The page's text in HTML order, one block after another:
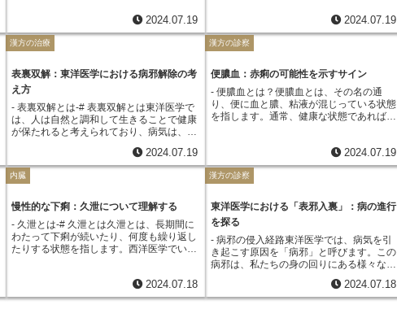
おける診断の基礎となる重要な概念です。
いというわけではありません。東洋医学で
は、患者さんの体質や症状に合わせて、陽
気を補う生薬と陰液を補う生薬を組み合わ
習慣の改善などを指導することで、陽気と
陰液のバランスを整え、健康な状態へと導
いていきます。
用させるためです。開竅剤は非常に強力な
効果を持つ反面、その使用には専門的な知
識と経験が求められます。自己判断で使用
の指示に従ってください。
とが多いです。「陽証」は、「熱証」「表
証」「実証」など、様々な状態を包括する
概念です。それぞれの状態に応じて、身体
のバランスを整えるための適切な養生法や
除くために体を冷やす食材を摂ったり、発
汗を促して邪気を発散させるような漢方薬
を用いたりします。東洋医学では、自身の
体質や状態を「陰陽」の視点で捉えること
が健康管理の第一歩と考えられています。
い、「陽証」のサインを見逃さないように
が混じるということは、食道から肛門まで
の消化管のどこかに異常が発生し、出血し
ているサインです。そのため、便血は決し
血の原因は様々で、比較的軽度のものから
深刻なものまで多岐に渡ります。 例え
ば、肛門付近の粘膜が傷つくことで発生す
る「痔核（いわゆる「いぼ痔）」や、肛門
の粘膜に亀裂が生じる「裂肛」などは、比
較的軽度で多くみられる原因として挙げら
る「潰瘍性大腸炎」や「クローン病」とい
った炎症性腸疾患、大腸にできるポリープ
やがんなどの腫瘍なども、便血を引き起こ
です。 便血に気づいたら、まずは医療機
門医による適切な検査を受けるようにしま
しょう。
2024.07.19
漢方医学では、人間の体質や症状は一人ひ
とり異なり、同じ病気であっても、その根
底にある原因は異なるという考え方があり
の人の体質や症状に合わせて、最適なもの
を選択する必要があります。冷服が適して
いると考えられるのは、例えば、のぼせや
炎症など、体に熱がこもっている状態で
す。このような場合、温かい漢方薬を飲む
方、冷ました漢方薬を飲むことで、体の熱
を冷まし、症状を和らげることができま
す。また、冷服は、胃腸が弱っている人に
物は胃腸に負担がかかりやすいですが、冷
たい飲み物は胃腸に優しく、吸収も穏やか
です。ただし、冷服が全ての人に良いわけ
ではありません。冷え性の人や、体が弱っ
ている人は、冷服によって体が冷えすぎて
しまい、逆効果になる可能性もあります。
漢方薬を冷服するかどうかは、自己判断せ
ず、必ず専門家の指導を受けてください。
医師や漢方薬剤師に相談することで、自分
2024.07.19
漢方の治療
表裏双解：東洋医学における病邪解除の考
え方
- 表裏双解とは-# 表裏双解とは東洋医学で
は、人は自然と調和して生きることで健康
が保たれると考えられており、病気は、気
内に入り込んだ邪気によって引き起こされ
ると考えられています。この邪気は、体の
表面にとどまっている状態を「表」、体の
します。表裏双解とは、このように、体の
表面と内部の両方に働きかけて病邪を追い
出す治療法の総称です。風邪を例に考えて
みましょう。風邪の初期症状である、寒気
や鼻水、くしゃみなどは、体に侵入しよう
「表」の状態です。この段階では、発汗を
促すことで邪気を体外へ追い出す治療を行
います。生姜やネギなど、体を温める効果
2024.07.19
漢方の診察
便膿血：赤痢の可能性を示すサイン
- 便膿血とは？便膿血とは、その名の通
り、便に血と膿、粘液が混じっている状態
を指します。通常、健康な状態であれば、
の場合、便の色は赤褐色や黒褐色に変色
し、ドロドロとした形状になることがあり
ます。便に血が混じることを「血便」、膿
すが、便膿血はこれらの症状が同時に現れ
る状態です。これは体内で何らかの異常が
起きているサインであり、放置すると重篤
な病気を引き起こす可能性もあります。便
膿血の原因として最も多いのは、消化管、
特に大腸における炎症や感染症です。例え
性腸疾患、細菌性腸炎、虚血性大腸炎など
が挙げられます。また、大腸がんやポリー
2024.07.19
内臓
慢性的な下痢：久泄について理解する
- 久泄とは-# 久泄とは久泄とは、長期間に
わたって下痢が続いたり、何度も繰り返し
たりする状態を指します。西洋医学でいう
いる病気が原因となっていることが多く、
根本的な治療が必要となります。東洋医学
2024.07.18
漢方の診察
東洋医学における「表邪入裏」：病の進行
を探る
- 病邪の侵入経路東洋医学では、病気を引
き起こす原因を「病邪」と呼びます。この
病邪は、私たちの身の回りにある様々な要
えられています。例えば、寒すぎる気温や
過労、暴飲暴食なども病邪となりえます。
2024.07.18